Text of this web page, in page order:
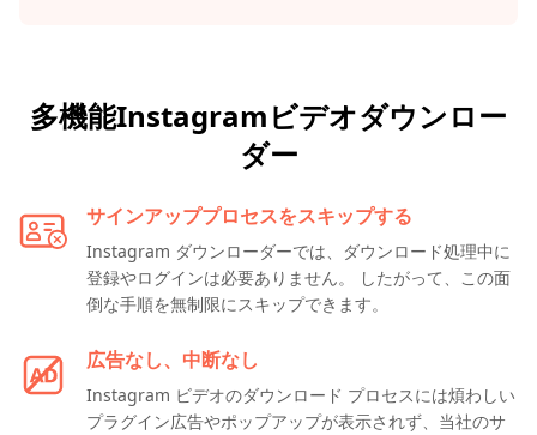
多機能Instagramビデオダウンロー
ダー
サインアッププロセスをスキップする
Instagram ダウンローダーでは、ダウンロード処理中に
登録やログインは必要ありません。 したがって、この面
倒な手順を無制限にスキップできます。
広告なし、中断なし
Instagram ビデオのダウンロード プロセスには煩わしい
プラグイン広告やポップアップが表示されず、当社のサ